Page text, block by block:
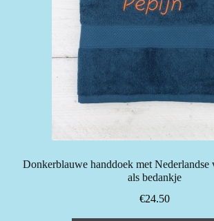
Donkerblauwe handdoek met Nederlandse
als bedankje
€24.50